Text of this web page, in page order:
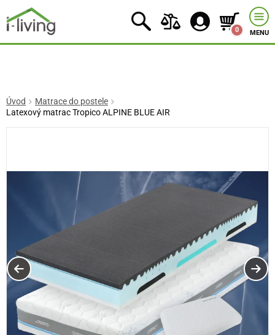
0 MENU
Úvod
Matrace do postele
Latexový matrac Tropico ALPINE BLUE AIR